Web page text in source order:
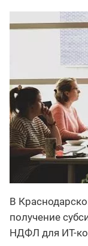
В
получение
НДФЛ для ИT-